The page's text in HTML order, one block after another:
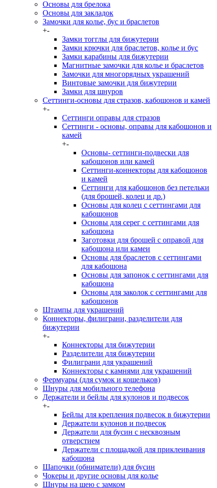
Основы для брелока
Основы для закладок
Замочки для колье, бус и браслетов
+-
Замки тогглы для бижутерии
Замки крючки для браслетов, колье и бус
Замки карабины для бижутерии
Магнитные замочки для колье и браслетов
Замочки для многорядных украшений
Винтовые замочки для бижутерии
Замки для шнуров
Сеттинги-основы для стразов, кабошонов и камей
+-
Сеттинги оправы для стразов
Сеттинги - основы, оправы для кабошонов и
камей
+-
Основы- сеттинги-подвески для
кабошонов или камей
Сеттинги-коннекторы для кабошонов
и камей
Сеттинги для кабошонов без петельки
(для брошей, колец и др.)
Основы для колец с сеттингами для
кабошонов
Основы для серег с сеттингами для
кабошона
Заготовки для брошей с оправой для
кабошона или камеи
Основы для браслетов с сеттингами
для кабошона
Основы для запонок с сеттингами для
кабошона
Основы для заколок с сеттингами для
кабошонов
Штампы для украшений
Коннекторы, филиграни, разделители для
бижутерии
+-
Коннекторы для бижутерии
Разделители для бижутерии
Филиграни для украшений
Коннекторы с камнями для украшений
Фермуары (для сумок и кошельков)
Шнуры для мобильного телефона
Держатели и бейлы для кулонов и подвесок
+-
Бейлы для крепления подвесок в бижутерии
Держатели кулонов и подвесок
Держатели для бусин с несквозным
отверстием
Держатели с площадкой для приклеивания
кабошона
Шапочки (обниматели) для бусин
Чокеры и другие основы для колье
Шнуры на шею с замком